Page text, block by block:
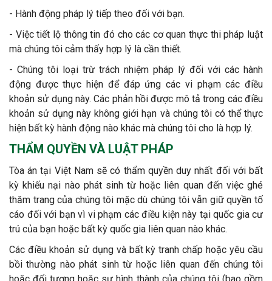
- Hành động pháp lý tiếp theo đối với bạn.
- Việc tiết lộ thông tin đó cho các cơ quan thực thi pháp luật
mà chúng tôi cảm thấy hợp lý là cần thiết.
- Chúng tôi loại trừ trách nhiệm pháp lý đối với các hành
động được thực hiện để đáp ứng các vi phạm các điều
khoản sử dụng này. Các phản hồi được mô tả trong các điều
khoản sử dụng này không giới hạn và chúng tôi có thể thực
hiện bất kỳ hành động nào khác mà chúng tôi cho là hợp lý.
THẨM QUYỀN VÀ LUẬT PHÁP
Tòa án tại Việt Nam sẽ có thẩm quyền duy nhất đối với bất
kỳ khiếu nại nào phát sinh từ hoặc liên quan đến việc ghé
thăm trang của chúng tôi mặc dù chúng tôi vẫn giữ quyền tố
cáo đối với bạn vì vi phạm các điều kiện này tại quốc gia cư
trú của bạn hoặc bất kỳ quốc gia liên quan nào khác.
Các điều khoản sử dụng và bất kỳ tranh chấp hoặc yêu cầu
bồi thường nào phát sinh từ hoặc liên quan đến chúng tôi